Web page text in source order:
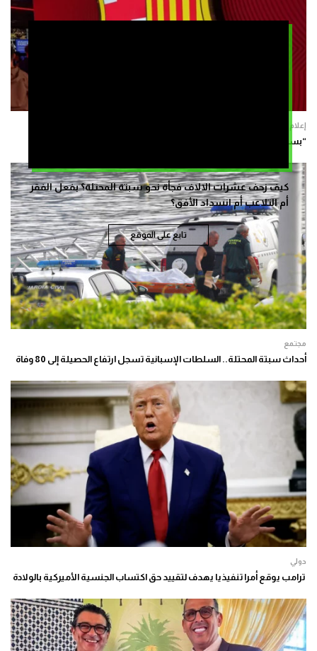
كيف زحف عشرات الالاف فجأة نحو سبتة المحتلة؟ بفعل الفقر
أم التلاعب أم انسداد الأفق؟
تابع على الموقع
إعلام
“بسبب الظروف الراهنة”.. برشلونة يلغي مباراته الودية في المغرب
مجتمع
أحداث سبتة المحتلة.. السلطات الإسبانية تسجل ارتفاع الحصيلة إلى 80 وفاة
دولي
ترامب يوقع أمرا تنفيذيا يهدف لتقييد حق اكتساب الجنسية الأميركية بالولادة